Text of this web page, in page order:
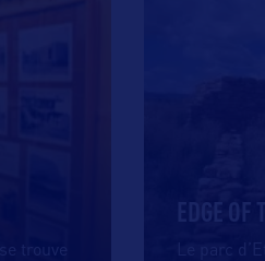
trouve
EDGE
Le parc